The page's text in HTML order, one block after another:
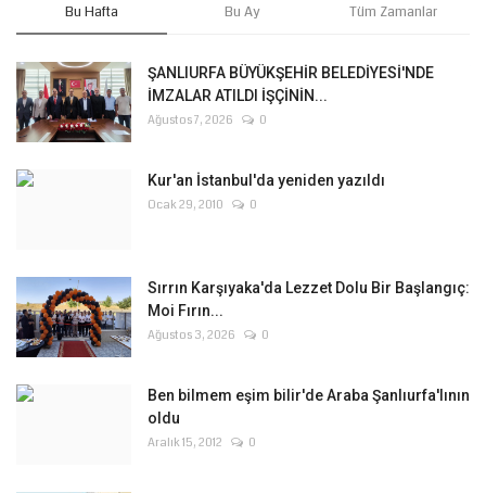
Bu Hafta Bu Ay Tüm Zamanlar
ŞANLIURFA BÜYÜKŞEHİR BELEDİYESİ'NDE
İMZALAR ATILDI İŞÇİNİN...
Ağustos 7, 2026 0
Kur'an İstanbul'da yeniden yazıldı
Ocak 29, 2010 0
Sırrın Karşıyaka'da Lezzet Dolu Bir Başlangıç:
Moi Fırın...
Ağustos 3, 2026 0
Ben bilmem eşim bilir'de Araba Şanlıurfa'lının
oldu
Aralık 15, 2012 0